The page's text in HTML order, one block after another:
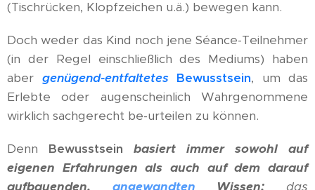
(Tischrücken, Klopfzeichen u.ä.) bewegen kann.
Doch weder das Kind noch jene Séance-Teilnehmer
(in der Regel einschließlich des Mediums) haben
aber genügend-entfaltetesBewusstsein, um das
Erlebte oder augenscheinlich Wahrgenommene
wirklich sachgerecht be-urteilen zu können.
Denn Bewusstsein basiert immer sowohl auf
eigenen Erfahrungen als auch auf dem darauf
aufbauenden, angewandten Wissen;
das